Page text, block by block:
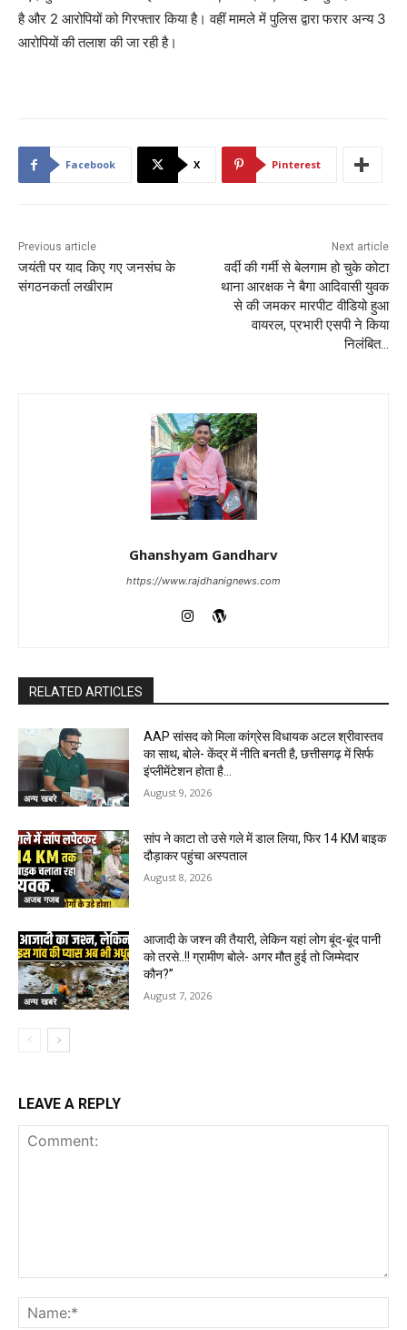
है और 2 आरोपियों को गिरफ्तार किया है। वहीं मामले में पुलिस द्वारा फरार अन्य 3
आरोपियों की तलाश की जा रही है।
Facebook X Pinterest
Previous article
जयंती पर याद किए गए जनसंघ के
संगठनकर्ता लखीराम
Next article
वर्दी की गर्मी से बेलगाम हो चुके कोटा
थाना आरक्षक ने बैगा आदिवासी युवक
से की जमकर मारपीट वीडियो हुआ
वायरल, प्रभारी एसपी ने किया
निलंबित…
Ghanshyam Gandharv
https://www.rajdhanignews.com
RELATED ARTICLES
अन्य खबरे
AAP सांसद को मिला कांग्रेस विधायक अटल श्रीवास्तव
का साथ, बोले- केंद्र में नीति बनती है, छत्तीसगढ़ में सिर्फ
इंप्लीमेंटेशन होता है…
August 9, 2026
अजब गजब
सांप ने काटा तो उसे गले में डाल लिया, फिर 14 KM बाइक
दौड़ाकर पहुंचा अस्पताल
August 8, 2026
अन्य खबरे
आजादी के जश्न की तैयारी, लेकिन यहां लोग बूंद-बूंद पानी
को तरसे..!! ग्रामीण बोले- अगर मौत हुई तो जिम्मेदार
कौन?”
August 7, 2026
LEAVE A REPLY